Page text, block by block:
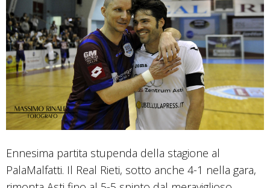
Ennesima partita stupenda della stagione al
PalaMalfatti. Il Real Rieti, sotto anche 4-1 nella gara,